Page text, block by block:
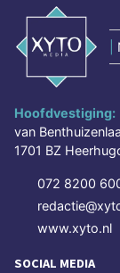
Hoofdvestiging:
van
1701 BZ
072 8200
www.xyto.nl
SOCIAL MEDIA